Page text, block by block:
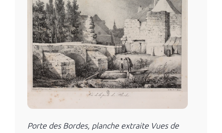
Porte des Bordes, planche extraite Vues de